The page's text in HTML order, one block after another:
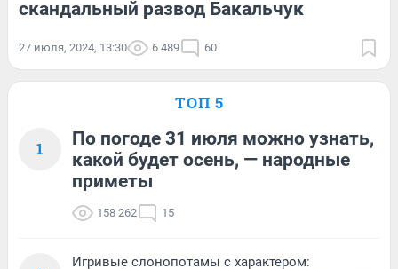
скандальный развод Бакальчук
27 июля, 2024, 13:30 6 489 60
ТОП 5
1
По погоде 31 июля можно узнать,
какой будет осень, — народные
приметы
158 262 15
Игривые слонопотамы с характером: